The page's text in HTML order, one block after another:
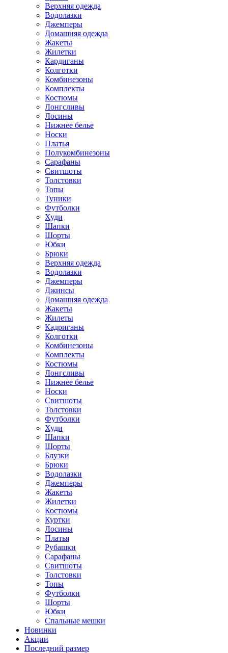
Верхняя одежда
Водолазки
Джемперы
Домашняя одежда
Жакеты
Жилетки
Кардиганы
Колготки
Комбинезоны
Комплекты
Костюмы
Лонгсливы
Лосины
Нижнее белье
Носки
Платья
Полукомбинезоны
Сарафаны
Свитшоты
Толстовки
Топы
Туники
Футболки
Худи
Шапки
Шорты
Юбки
Брюки
Верхняя одежда
Водолазки
Джемперы
Джинсы
Домашняя одежда
Жакеты
Жилеты
Кадриганы
Колготки
Комбинезоны
Комплекты
Костюмы
Лонгсливы
Нижнее белье
Носки
Свитшоты
Толстовки
Футболки
Худи
Шапки
Шорты
Блузки
Брюки
Водолазки
Джемперы
Жакеты
Жилетки
Костюмы
Куртки
Лосины
Платья
Рубашки
Сарафаны
Свитшоты
Толстовки
Топы
Футболки
Шорты
Юбки
Спальные мешки
Новинки
Акции
Последний размер